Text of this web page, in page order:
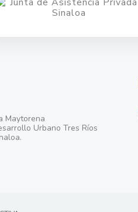
Maytorena
Urbano Tres Ríos